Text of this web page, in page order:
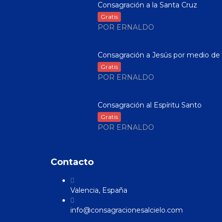
Consagración a la Santa Cruz
Gratis
POR ERNALDO
Consagración a Jesús por medio de
Gratis
POR ERNALDO
Consagración al Espíritu Santo
Gratis
POR ERNALDO
Contacto
Valencia, España
info@consagracionesalcielo.com